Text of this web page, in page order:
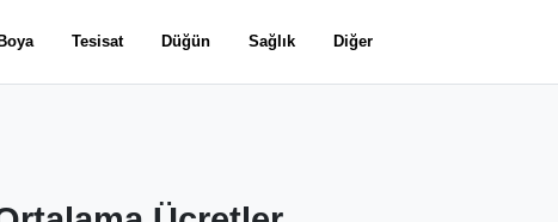
Boya Tesisat Düğün Sağlık Diğer